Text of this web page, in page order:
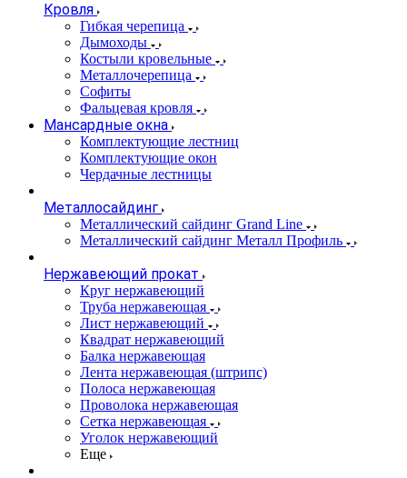
Кровля
Гибкая черепица
Дымоходы
Костыли кровельные
Металлочерепица
Софиты
Фальцевая кровля
Мансардные окна
Комплектующие лестниц
Комплектующие окон
Чердачные лестницы
Металлосайдинг
Металлический сайдинг Grand Line
Металлический сайдинг Металл Профиль
Нержавеющий прокат
Круг нержавеющий
Труба нержавеющая
Лист нержавеющий
Квадрат нержавеющий
Балка нержавеющая
Лента нержавеющая (штрипс)
Полоса нержавеющая
Проволока нержавеющая
Сетка нержавеющая
Уголок нержавеющий
Еще